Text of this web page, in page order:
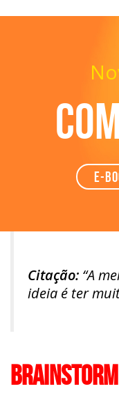
e-
Citação: “A
ideia é ter